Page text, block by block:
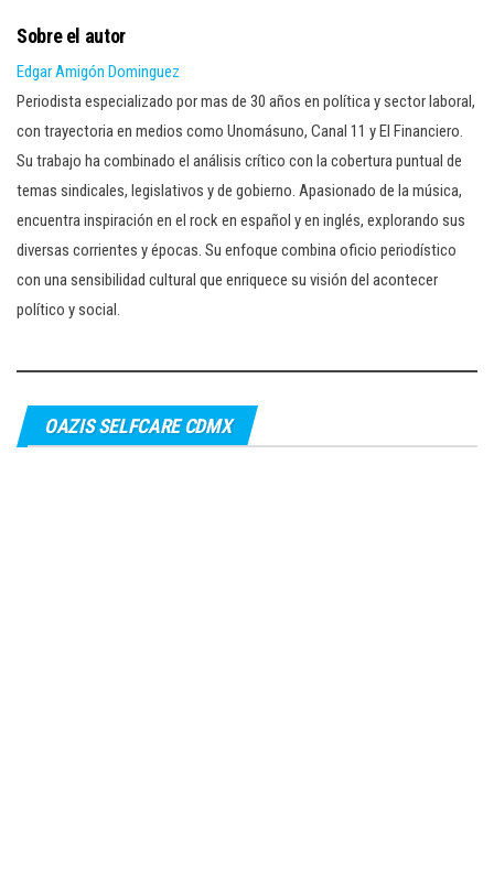
Sobre el autor
Edgar Amigón Dominguez
Periodista especializado por mas de 30 años en política y sector laboral,
con trayectoria en medios como Unomásuno, Canal 11 y El Financiero.
Su trabajo ha combinado el análisis crítico con la cobertura puntual de
temas sindicales, legislativos y de gobierno. Apasionado de la música,
encuentra inspiración en el rock en español y en inglés, explorando sus
diversas corrientes y épocas. Su enfoque combina oficio periodístico
con una sensibilidad cultural que enriquece su visión del acontecer
político y social.
OAZIS SELFCARE CDMX